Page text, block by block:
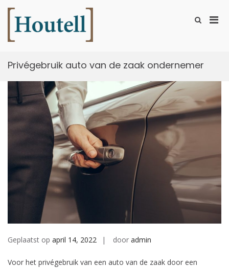
naar
inhoud
Toon
Privégebruik auto van de zaak ondernemer
Geplaatst op april 14, 2022 door admin
Voor het privégebruik van een auto van de zaak door een